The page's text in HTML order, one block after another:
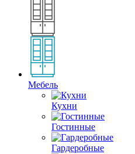
Мебель
Кухни
Гостинные
Гардеробные